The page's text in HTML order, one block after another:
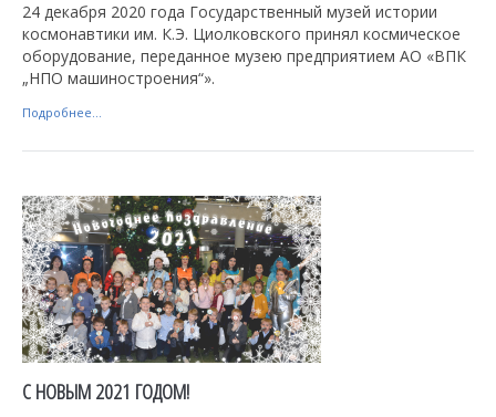
24 декабря 2020 года Государственный музей истории
космонавтики им. К.Э. Циолковского принял космическое
оборудование, переданное музею предприятием АО «ВПК
„НПО машиностроения“».
Подробнее...
С НОВЫМ 2021 ГОДОМ!